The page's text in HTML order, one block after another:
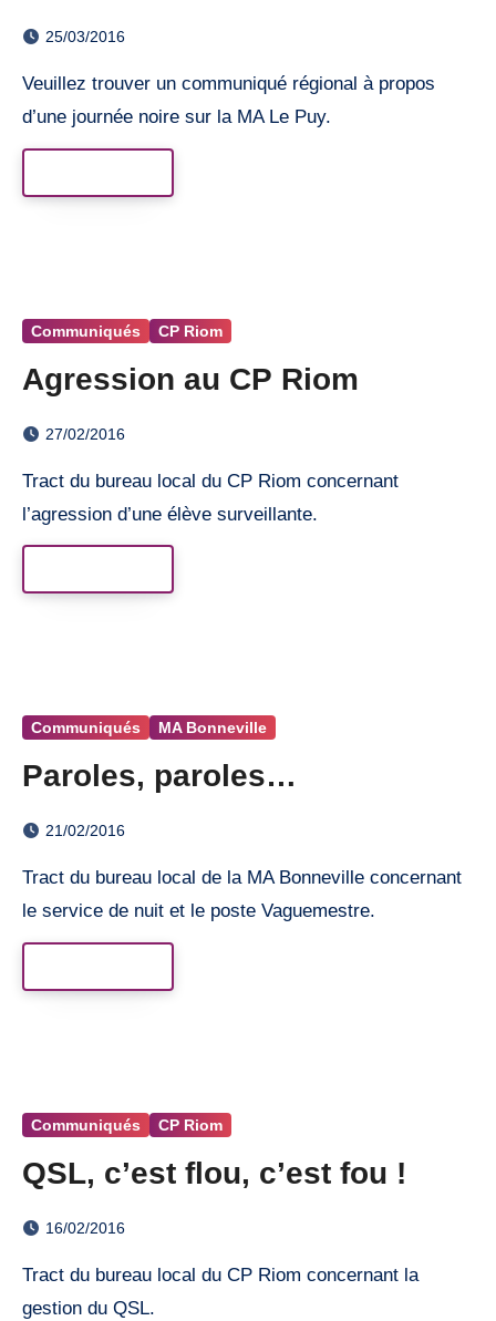
25/03/2016
Veuillez trouver un communiqué régional à propos
d’une journée noire sur la MA Le Puy.
Communiqués CP Riom
Agression au CP Riom
27/02/2016
Tract du bureau local du CP Riom concernant
l’agression d’une élève surveillante.
Communiqués MA Bonneville
Paroles, paroles…
21/02/2016
Tract du bureau local de la MA Bonneville concernant
le service de nuit et le poste Vaguemestre.
Communiqués CP Riom
QSL, c’est flou, c’est fou !
16/02/2016
Tract du bureau local du CP Riom concernant la
gestion du QSL.